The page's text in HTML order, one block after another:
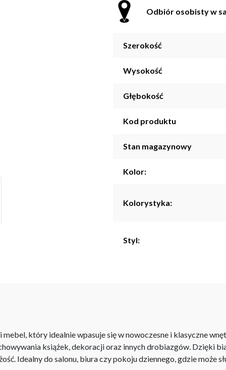
Odbiór osobisty w
Szerokość
Wysokość
Głębokość
Kod produktu
Stan magazynowy
Kolor:
Kolorystyka:
Styl:
który idealnie wpasuje się w nowoczesne i klasyczne
książek, dekoracji oraz innych drobiazgów. Dzięki
Idealny do salonu, biura czy pokoju dziennego, gdzie może